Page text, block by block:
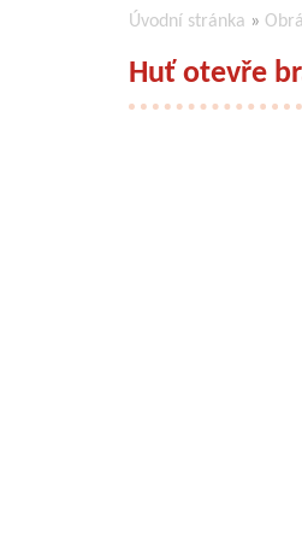
Úvodní stránka »
Huť otevře